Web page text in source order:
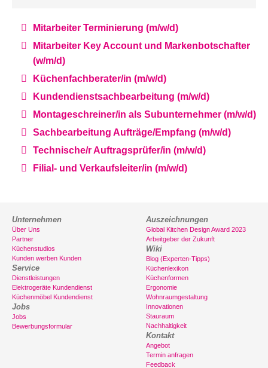
Mitarbeiter Terminierung (m/w/d)
Mitarbeiter Key Account und Markenbotschafter
(w/m/d)
Küchenfachberater/in (m/w/d)
Kundendienstsachbearbeitung (m/w/d)
Montageschreiner/in als Subunternehmer (m/w/d)
Sachbearbeitung Aufträge/Empfang (m/w/d)
Technische/r Auftragsprüfer/in (m/w/d)
Filial- und Verkaufsleiter/in (m/w/d)
Unternehmen
Über Uns
Partner
Küchenstudios
Kunden werben Kunden
Service
Dienstleistungen
Elektrogeräte Kundendienst
Küchenmöbel Kundendienst
Jobs
Jobs
Bewerbungsformular
Auszeichnungen
Global Kitchen Design Award 2023
Arbeitgeber der Zukunft
Wiki
Blog (Experten-Tipps)
Küchenlexikon
Küchenformen
Ergonomie
Wohnraumgestaltung
Innovationen
Stauraum
Nachhaltigkeit
Kontakt
Angebot
Termin anfragen
Feedback